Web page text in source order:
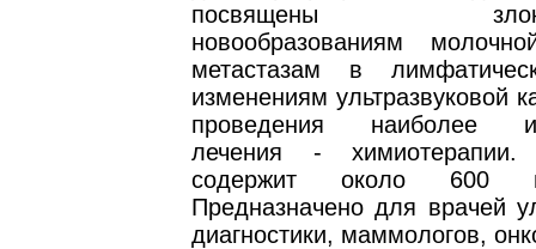
посвящены
новообразованиям
метастазам в
изменениям ультразвуковой
проведения наиболее
лечения - химиотерапии.
содержит около 600
Предназначено для врачей
диагностики, маммологов,